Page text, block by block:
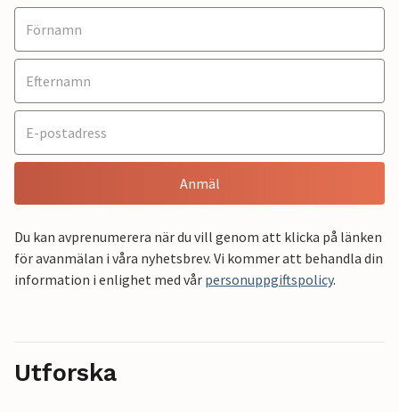
Anmäl
Du kan avprenumerera när du vill genom att klicka på länken
för avanmälan i våra nyhetsbrev. Vi kommer att behandla din
information i enlighet med vår personuppgiftspolicy.
Utforska